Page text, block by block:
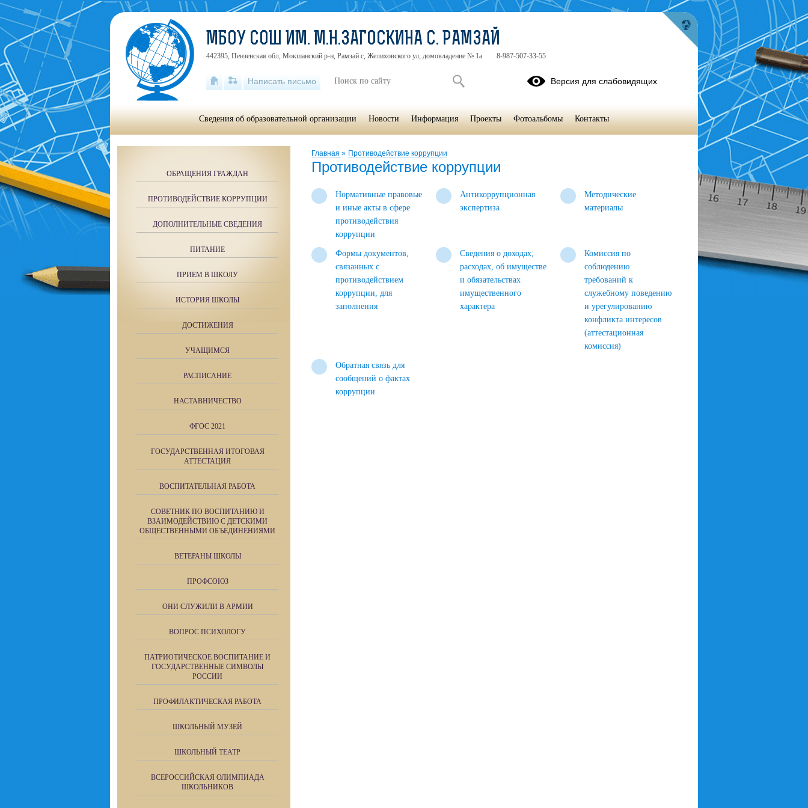
Главная » Противодействие коррупции
Противодействие коррупции
Нормативные правовые
и иные акты в сфере
противодействия
коррупции
Антикоррупционная
экспертиза
Методические
материалы
Формы документов,
связанных с
противодействием
коррупции, для
заполнения
Сведения о доходах,
расходах, об имуществе
и обязательствах
имущественного
характера
Комиссия по
соблюдению
требований к
служебному поведению
и урегулированию
конфликта интересов
(аттестационная
комиссия)
Обратная связь для
сообщений о фактах
коррупции
ОБРАЩЕНИЯ ГРАЖДАН
ПРОТИВОДЕЙСТВИЕ КОРРУПЦИИ
ДОПОЛНИТЕЛЬНЫЕ СВЕДЕНИЯ
ПИТАНИЕ
ПРИЕМ В ШКОЛУ
ИСТОРИЯ ШКОЛЫ
ДОСТИЖЕНИЯ
УЧАЩИМСЯ
РАСПИСАНИЕ
НАСТАВНИЧЕСТВО
ФГОС 2021
ГОСУДАРСТВЕННАЯ ИТОГОВАЯ
АТТЕСТАЦИЯ
ВОСПИТАТЕЛЬНАЯ РАБОТА
СОВЕТНИК ПО ВОСПИТАНИЮ И
ВЗАИМОДЕЙСТВИЮ С ДЕТСКИМИ
ОБЩЕСТВЕННЫМИ ОБЪЕДИНЕНИЯМИ
ВЕТЕРАНЫ ШКОЛЫ
ПРОФСОЮЗ
ОНИ СЛУЖИЛИ В АРМИИ
ВОПРОС ПСИХОЛОГУ
ПАТРИОТИЧЕСКОЕ ВОСПИТАНИЕ И
ГОСУДАРСТВЕННЫЕ СИМВОЛЫ
РОССИИ
ПРОФИЛАКТИЧЕСКАЯ РАБОТА
ШКОЛЬНЫЙ МУЗЕЙ
ШКОЛЬНЫЙ ТЕАТР
ВСЕРОССИЙСКАЯ ОЛИМПИАДА
ШКОЛЬНИКОВ
МБОУ СОШ ИМ. М.Н.ЗАГОСКИНА С. РАМЗАЙ
442395, Пензенская обл, Мокшанский р-н, Рамзай с, Желиховского ул, домовладение № 1а 8-987-507-33-55
Написать письмо Версия для слабовидящих
Сведения об образовательной организации Новости Информация Проекты Фотоальбомы Контакты